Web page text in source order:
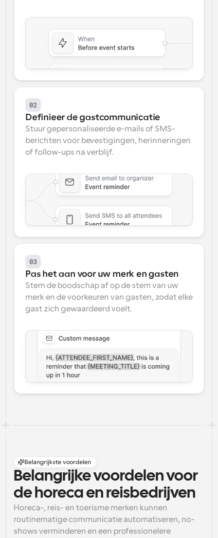
02
Definieer de gastcommunicatie
Stuur gepersonaliseerde e-mails of SMS-
berichten voor bevestigingen, herinneringen
of follow-ups na verblijf.
03
Pas het aan voor uw merk en gasten
Stem de boodschap af op de stem van uw
merk en de voorkeuren van gasten, zodat elke
gast zich gewaardeerd voelt.
Belangrijkste voordelen
Belangrijke voordelen voor
de horeca en reisbedrijven
Horeca-, reis- en toerisme merken kunnen
routinematige communicatie automatiseren, no-
shows verminderen en een professionelere